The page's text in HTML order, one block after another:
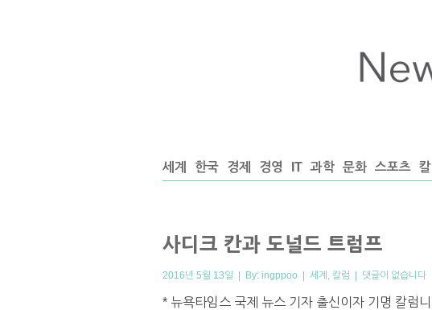
세계 한국 경제 경영 IT 과학 문화 스포츠
사디크 칸과 도널드 트럼프
2016년 5월 13일 | By: ingppoo | 세계 , 칼럼 | 댓글이 없습니다
* 뉴욕타임스 국제 뉴스 기자 출신이자 기명 칼럼